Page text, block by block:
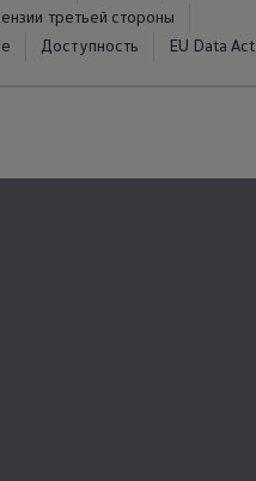
третьей стороны
Доступность EU Data Act